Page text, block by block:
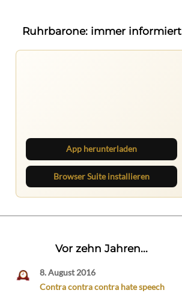
Ruhrbarone: immer informiert
App herunterladen
Browser Suite installieren
Vor zehn Jahren...
8. August 2016
Contra contra contra hate speech